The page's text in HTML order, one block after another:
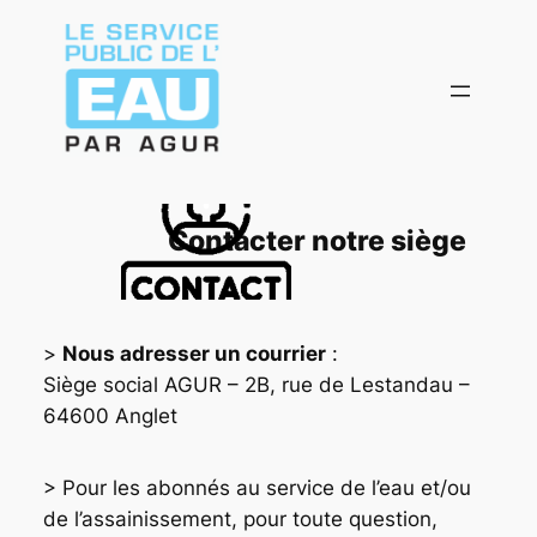
contenu
Contacter notre siège
> Nous adresser un courrier:
Siège social AGUR – 2B, rue de Lestandau –
64600 Anglet
possible d’écouter les appels d’un autre
portable à distance lorsqu’ils sont inquiets
> Pour les abonnés au service de l’eau et/ou
de l’assainissement, pour toute question,